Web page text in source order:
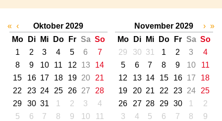
« ‹
Oktober 2029
Mo
Di Mi Do Fr Sa So
1
2 3 4 5 6
7
8
9 10 11 12 13
14
15
16 17 18 19 20
21
22
23 24 25 26 27
28
29
30 31 1 2 3
4
5
6 7 8 9 10 11
November 2029
Mo
Di Mi Do Fr Sa So
29
30 31 1 2 3
4
5
6 7 8 9 10
11
12
13 14 15 16 17
18
19
20 21 22 23 24
25
26
27 28 29 30 1
2
3
4 5 6 7 8 9
› »